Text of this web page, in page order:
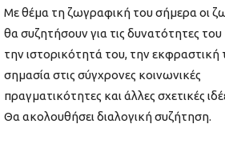
Με θέμα τη ζωγραφική του σήμερα οι
θα συζητήσουν για τις δυνατότητες
την ιστορικότητά του, την εκφραστική
σημασία στις σύγχρονες κοινωνικές
πραγματικότητες και άλλες σχετικές
Θα ακολουθήσει διαλογική συζήτηση.